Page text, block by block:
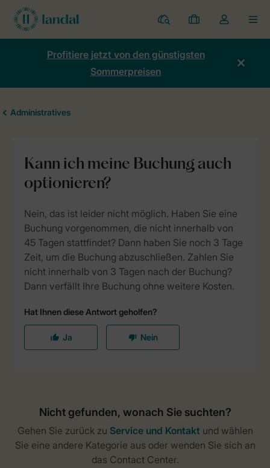
Ferienparks
Meine
Buchungen
Dropdown-
Menü
Kontos
Profitiere jetzt von den günstigsten
Sommerpreisen